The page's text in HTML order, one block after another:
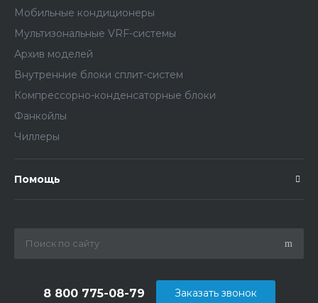
Мобильные кондиционеры
Мультизональные VRF-системы
Архив моделей
Внутренние блоки сплит-систем
Компрессорно-конденсаторные блоки
Фанкойлы
Чиллеры
Помощь
8 800 775-08-79 Заказать звонок